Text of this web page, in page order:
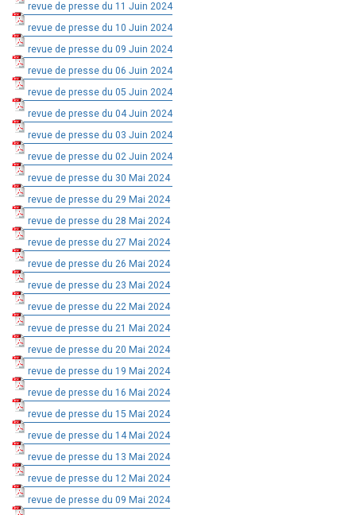
revue de presse du 11 Juin 2024
revue de presse du 10 Juin 2024
revue de presse du 09 Juin 2024
revue de presse du 06 Juin 2024
revue de presse du 05 Juin 2024
revue de presse du 04 Juin 2024
revue de presse du 03 Juin 2024
revue de presse du 02 Juin 2024
revue de presse du 30 Mai 2024
revue de presse du 29 Mai 2024
revue de presse du 28 Mai 2024
revue de presse du 27 Mai 2024
revue de presse du 26 Mai 2024
revue de presse du 23 Mai 2024
revue de presse du 22 Mai 2024
revue de presse du 21 Mai 2024
revue de presse du 20 Mai 2024
revue de presse du 19 Mai 2024
revue de presse du 16 Mai 2024
revue de presse du 15 Mai 2024
revue de presse du 14 Mai 2024
revue de presse du 13 Mai 2024
revue de presse du 12 Mai 2024
revue de presse du 09 Mai 2024